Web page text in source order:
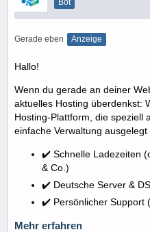
Gerade eben Anzeige
Hallo!
Wenn du gerade an deiner
aktuelles Hosting überdenkst:
Hosting-Plattform, die speziell
einfache Verwaltung ausgelegt
✔️ Schnelle Ladezeiten
& Co.)
✔️ Deutsche Server &
✔️ Persönlicher Support
Mehr erfahren